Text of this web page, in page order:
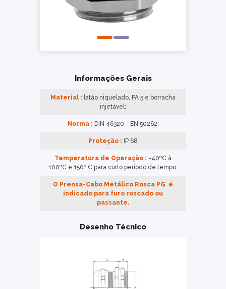
Informações Gerais
Material : latão niquelado, PA 5 e borracha
injetável;
Norma : DIN 46320 - EN 50262;
Proteção : IP 68
Temperatura de Operação : -40ºC à
100ºC e 150º C para curto período de tempo.
O Prensa-Cabo Metálico Rosca PG é
indicado para furo roscado ou
passante.
Desenho Técnico